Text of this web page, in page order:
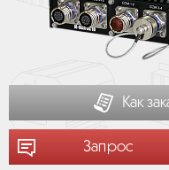
Как
Запрос